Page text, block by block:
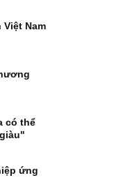
Việt Nam
có thể
ứng